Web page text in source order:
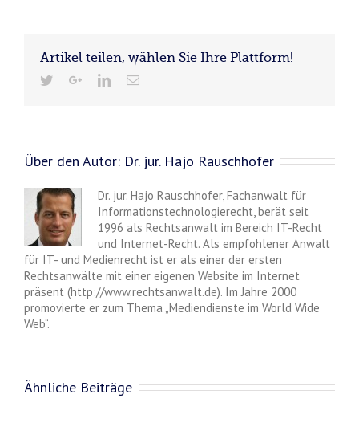
Artikel teilen, wählen Sie Ihre Plattform!
Über den Autor: Dr. jur. Hajo Rauschhofer
Dr. jur. Hajo Rauschhofer, Fachanwalt für
Informationstechnologierecht, berät seit
1996 als Rechtsanwalt im Bereich IT-Recht
und Internet-Recht. Als empfohlener Anwalt
für IT- und Medienrecht ist er als einer der ersten
Rechtsanwälte mit einer eigenen Website im Internet
präsent (http://www.rechtsanwalt.de). Im Jahre 2000
promovierte er zum Thema „Mediendienste im World Wide
Web“.
Ähnliche Beiträge